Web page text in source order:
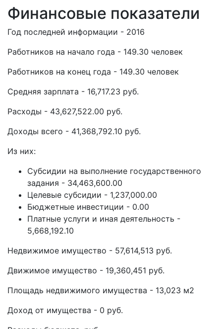
Финансовые показатели
Год последней информации - 2016
Работников на начало года - 149.30 человек
Работников на конец года - 149.30 человек
Средняя зарплата - 16,717.23 руб.
Расходы - 43,627,522.00 руб.
Доходы всего - 41,368,792.10 руб.
Из них:
Субсидии на выполнение государственного
задания - 34,463,600.00
Целевые субсидии - 1,237,000.00
Бюджетные инвестиции - 0.00
Платные услуги и иная деятельность -
5,668,192.10
Недвижимое имущество - 57,614,513 руб.
Движимое имущество - 19,360,451 руб.
Площадь недвижимого имущества - 13,023 м2
Доход от имущества - 0 руб.